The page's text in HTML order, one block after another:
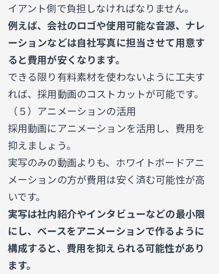
イアント側で負担しなければなりません。
例えば、会社のロゴや使用可能な音源、ナレ
ーションなどは自社写真に担当させて用意す
ると費用が安くなります。
できる限り有料素材を使わないように工夫す
れば、採用動画のコストカットが可能です。
（５）アニメーションの活用
採用動画にアニメーションを活用し、費用を
抑えましょう。
実写のみの動画よりも、ホワイトボードアニ
メーションの方が費用は安く済む可能性が高
いです。
実写は社内紹介やインタビューなどの最小限
にし、ベースをアニメーションで作るように
構成すると、費用を抑えられる可能性があり
ます。